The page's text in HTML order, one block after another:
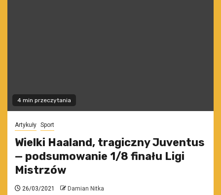
4 min przeczytania
Artykuły Sport
Wielki Haaland, tragiczny Juventus
— podsumowanie 1/8 finału Ligi
Mistrzów
26/03/2021 Damian Nitka